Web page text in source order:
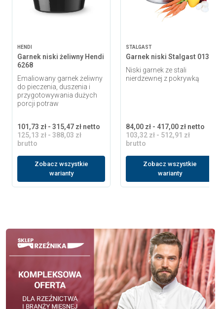
HENDI
Garnek niski żeliwny Hendi
6268
Emaliowany garnek żeliwny
do pieczenia, duszenia i
przygotowywania dużych
porcji potraw
101,73 zł - 315,47 zł netto
125,13 zł - 388,03 zł
brutto
Zobacz wszystkie
warianty
STALGAST
Garnek niski Stalgast 013
Niski garnek ze stali
nierdzewnej z pokrywką
84,00 zł - 417,00 zł netto
103,32 zł - 512,91 zł
brutto
Zobacz wszystkie
warianty